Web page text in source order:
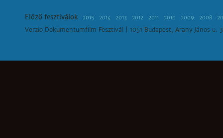
Előző fesztiválok 2015 2014 2013 2012 2011 2010 2009 2008
Verzio Dokumentumfilm Fesztivál | 1051 Budapest, Arany János